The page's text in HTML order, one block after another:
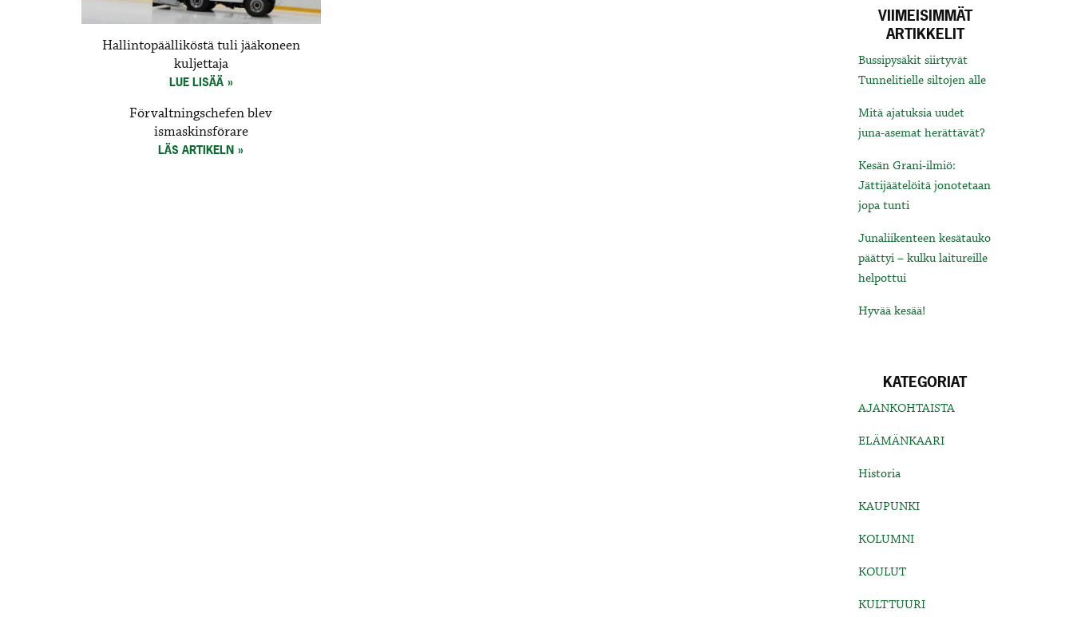
Hallintopäälliköstä tuli jääkoneen
kuljettaja
LUE LISÄÄ
Förvaltningschefen blev
ismaskinsförare
LÄS ARTIKELN
VIIMEISIMMÄT
ARTIKKELIT
Bussipysäkit siirtyvät
Tunnelitielle siltojen alle
Mitä ajatuksia uudet
juna-asemat herättävät?
Kesän Grani-ilmiö:
Jättijäätelöitä jonotetaan
jopa tunti
Junaliikenteen kesätauko
päättyi – kulku laitureille
helpottui
Hyvää kesää!
KATEGORIAT
AJANKOHTAISTA
ELÄMÄNKAARI
Historia
KAUPUNKI
KOLUMNI
KOULUT
KULTTUURI